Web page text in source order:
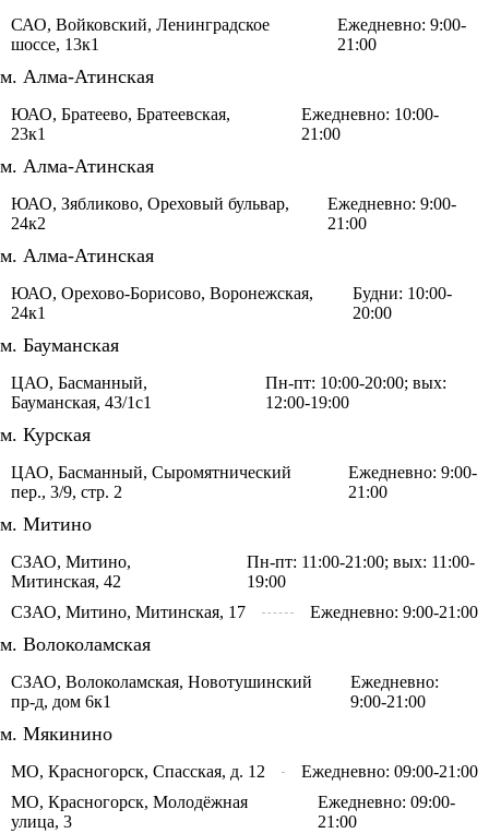
САО, Войковский, Ленинградское
шоссе, 13к1
Ежедневно: 9:00-
21:00
м. Алма-Атинская
ЮАО, Братеево, Братеевская,
23к1
Ежедневно: 10:00-
21:00
м. Алма-Атинская
ЮАО, Зябликово, Ореховый бульвар,
24к2
Ежедневно: 9:00-
21:00
м. Алма-Атинская
ЮАО, Орехово-Борисово, Воронежская,
24к1
Будни: 10:00-
20:00
м. Бауманская
ЦАО, Басманный,
Бауманская, 43/1с1
Пн-пт: 10:00-20:00; вых:
12:00-19:00
м. Курская
ЦАО, Басманный, Сыромятнический
пер., 3/9, стр. 2
Ежедневно: 9:00-
21:00
м. Митино
СЗАО, Митино,
Митинская, 42
Пн-пт: 11:00-21:00; вых: 11:00-
19:00
СЗАО, Митино, Митинская, 17
Ежедневно: 9:00-21:00
м. Волоколамская
СЗАО, Волоколамская, Новотушинский
пр-д, дом 6к1
Ежедневно:
9:00-21:00
м. Мякинино
МО, Красногорск, Спасская, д. 12
Ежедневно: 09:00-21:00
МО, Красногорск, Молодёжная
улица, 3
Ежедневно: 09:00-
21:00